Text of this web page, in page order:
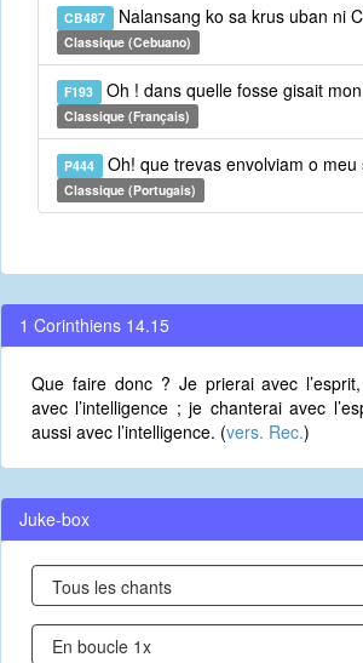
CB487 Nalansang ko sa krus uban ni
Classique (Cebuano)
F193 Oh ! dans quelle fosse gisait
Classique (Français)
P444 Oh! que trevas envolviam o meu
Classique (Portugais)
1 Corinthiens 14.15
Que faire donc ? Je prierai avec
avec l’intelligence ; je chanterai avec
aussi avec l’intelligence. (vers. Rec.)
Juke-box